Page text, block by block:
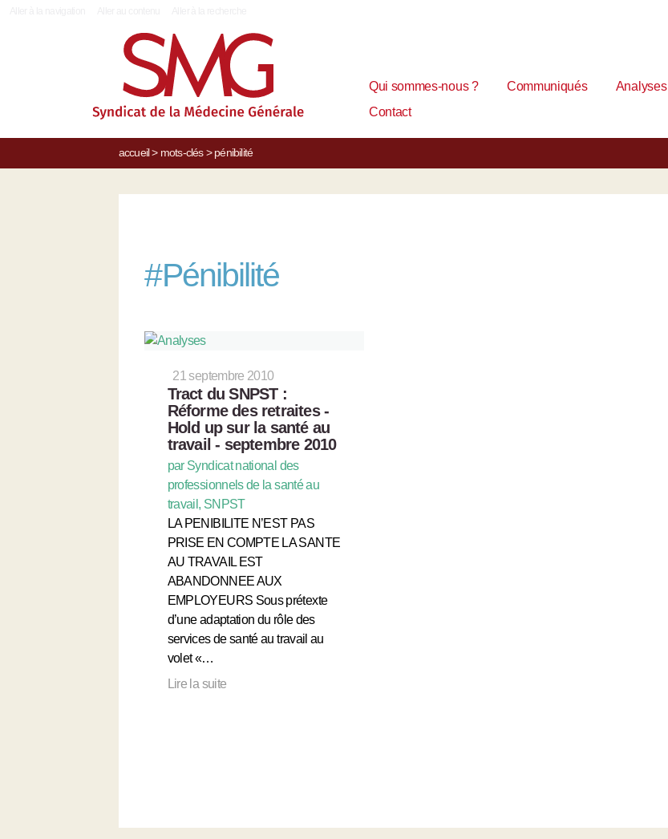
Qui sommes-nous ? Communiqués Analyses
Contact
accueil> mots-clés> pénibilité
#Pénibilité
21 septembre 2010
Tract du SNPST :
Réforme des retraites -
Hold up sur la santé au
travail - septembre 2010
par Syndicat national des
professionnels de la santé au
travail, SNPST
LA PENIBILITE N’EST PAS
PRISE EN COMPTE LA SANTE
AU TRAVAIL EST
ABANDONNEE AUX
EMPLOYEURS Sous prétexte
d’une adaptation du rôle des
services de santé au travail au
volet «…
Lire la suite